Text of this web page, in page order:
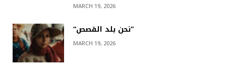
MARCH 19, 2026
“نحن بلد القصص”
MARCH 19, 2026